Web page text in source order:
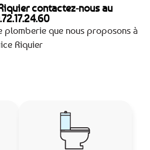
contactez-nous au
plomberie que nous proposons à
Riquier